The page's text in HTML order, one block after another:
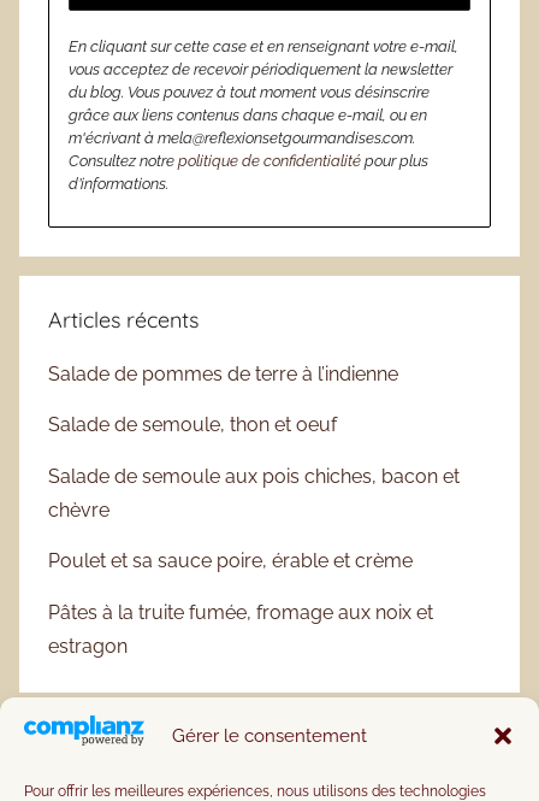
Gérer le consentement
Pour offrir les meilleures expériences, nous utilisons des technologies
En cliquant sur cette case et en renseignant votre e-mail,
vous acceptez de recevoir périodiquement la newsletter
du blog. Vous pouvez à tout moment vous désinscrire
grâce aux liens contenus dans chaque e-mail, ou en
m'écrivant à mela@reflexionsetgourmandises.com.
Consultez notre politique de confidentialité pour plus
d’informations.
Articles récents
Salade de pommes de terre à l’indienne
Salade de semoule, thon et oeuf
Salade de semoule aux pois chiches, bacon et
chèvre
Poulet et sa sauce poire, érable et crème
Pâtes à la truite fumée, fromage aux noix et
estragon